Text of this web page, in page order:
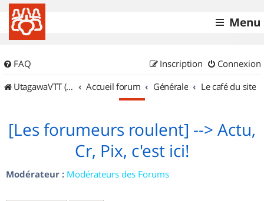
Menu
FAQ Connexion
Inscription
UtagawaVTT (Randos VTT et VTTAE avec traces GPS)
Accueil forum Générale Le café du site
[Les forumeurs roulent] --> Actu,
Cr, Pix, c'est ici!
Modérateur : Modérateurs des Forums